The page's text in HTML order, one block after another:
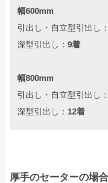
幅600mm
引出し・自立型引出し：
深型引出し： 9着
幅800mm
引出し・自立型引出し：
深型引出し： 12着
厚手のセーターの場合